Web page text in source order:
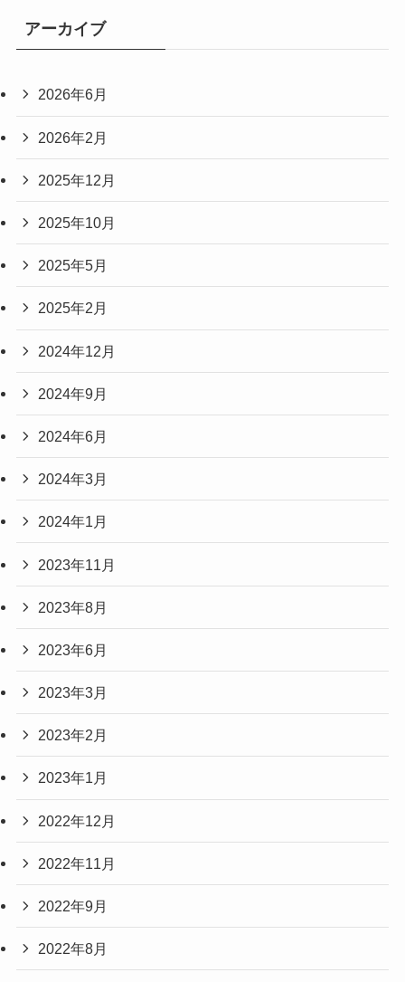
アーカイブ
2026年6月
2026年2月
2025年12月
2025年10月
2025年5月
2025年2月
2024年12月
2024年9月
2024年6月
2024年3月
2024年1月
2023年11月
2023年8月
2023年6月
2023年3月
2023年2月
2023年1月
2022年12月
2022年11月
2022年9月
2022年8月